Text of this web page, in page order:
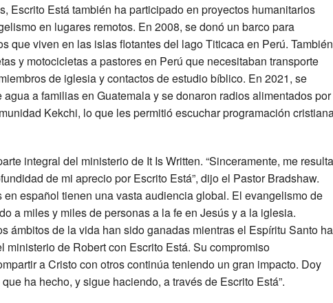
Escrito Está también ha participado en proyectos humanitarios
en lugares remotos. En 2008, se donó un barco para
que viven en las islas flotantes del lago Titicaca en Perú. También
y motocicletas a pastores en Perú que necesitaban transporte
de iglesia y contactos de estudio bíblico. En 2021, se
agua a familias en Guatemala y se donaron radios alimentados por
Kekchi, lo que les permitió escuchar programación
integral del ministerio de It Is Written. “Sinceramente, me
de mi aprecio por Escrito Está”, dijo el Pastor Bradshaw.
en español tienen una vasta audiencia global. El evangelismo de
a miles y miles de personas a la fe en Jesús y a la iglesia.
ámbitos de la vida han sido ganadas mientras el Espíritu Santo ha
ministerio de Robert con Escrito Está. Su compromiso
a Cristo con otros continúa teniendo un gran impacto. Doy
ha hecho, y sigue haciendo, a través de Escrito Está”.